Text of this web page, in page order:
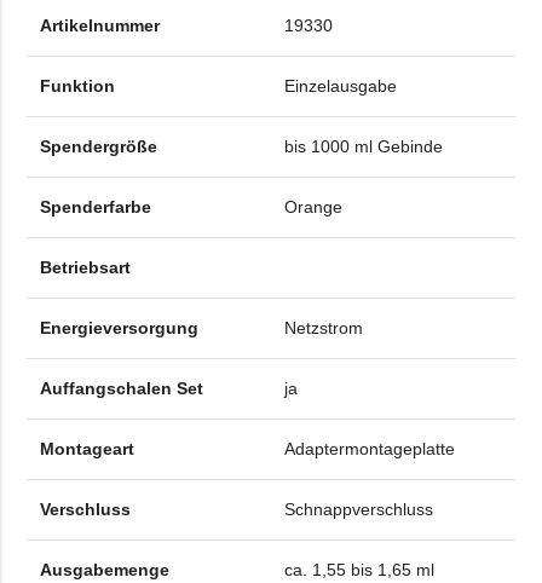
Artikelnummer 19330
Funktion Einzelausgabe
Spendergröße bis 1000 ml Gebinde
Spenderfarbe Orange
Betriebsart
Energieversorgung Netzstrom
Auffangschalen Set ja
Montageart Adaptermontageplatte
Verschluss Schnappverschluss
Ausgabemenge ca. 1,55 bis 1,65 ml